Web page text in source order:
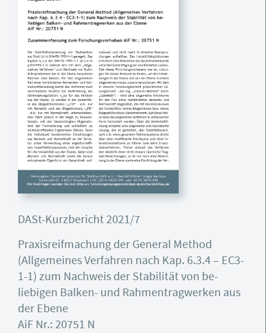
DASt-Kurzbericht 2021/7
Praxisreifmachung der General Method
(Allgemeines Verfahren nach Kap. 6.3.4 – EC3-
1-1) zum Nachweis der Stabilität von be-
liebigen Balken- und Rahmentragwerken aus
der Ebene
AiF Nr.: 20751 N